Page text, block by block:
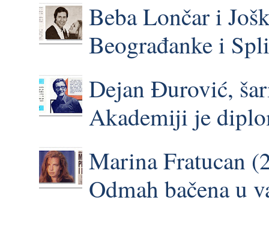
Beba Lončar i
Beograđanke i
Dejan Đurović,
Akademiji je
Marina Fratucan
Odmah bačena u